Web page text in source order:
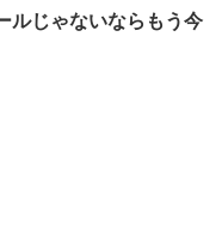
ルじゃないならもう今